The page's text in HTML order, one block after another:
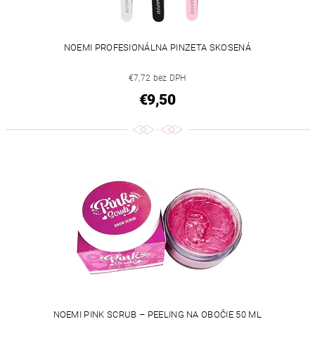
NOEMI PROFESIONÁLNA PINZETA SKOSENÁ
€7,72 bez DPH
€9,50
NOEMI PINK SCRUB – PEELING NA OBOČIE 50 ML